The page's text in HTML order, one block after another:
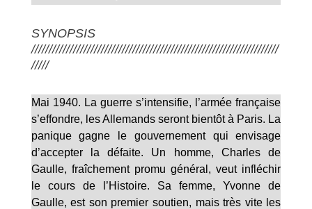
SYNOPSIS
///////////////////////////////////////////////////////////////////////
/////
Mai 1940. La guerre s’intensifie, l’armée française
s’effondre, les Allemands seront bientôt à Paris. La
panique gagne le gouvernement qui envisage
d’accepter la défaite. Un homme, Charles de
Gaulle, fraîchement promu général, veut infléchir
le cours de l’Histoire. Sa femme, Yvonne de
Gaulle, est son premier soutien, mais très vite les